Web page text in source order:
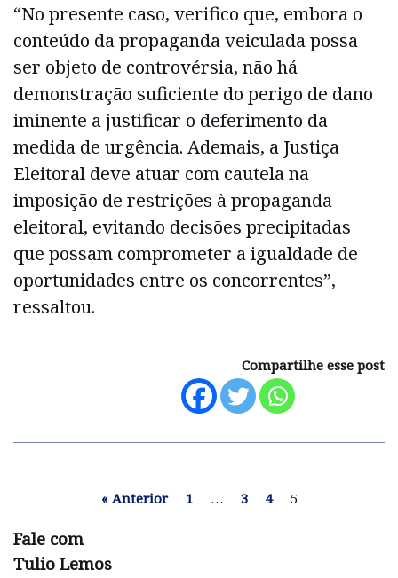
“No presente caso, verifico que, embora o
conteúdo da propaganda veiculada possa
ser objeto de controvérsia, não há
demonstração suficiente do perigo de dano
iminente a justificar o deferimento da
medida de urgência. Ademais, a Justiça
Eleitoral deve atuar com cautela na
imposição de restrições à propaganda
eleitoral, evitando decisões precipitadas
que possam comprometer a igualdade de
oportunidades entre os concorrentes”,
ressaltou.
Compartilhe esse post
« Anterior 1 … 3 4 5
Fale com
Tulio Lemos